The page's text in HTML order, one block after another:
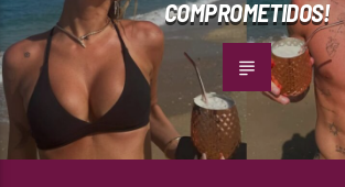
COMPROMETIDOS!